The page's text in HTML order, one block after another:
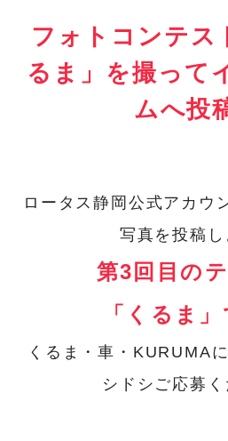
フォトコンテス
るま」を撮って
ムへ投
ロータス静岡公式アカウ
写真を投稿し
第3回目の
「くるま」
くるま・車・KURUMA
シドシご応募く